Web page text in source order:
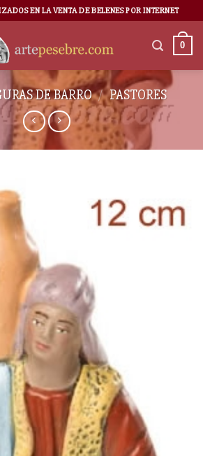
EN LA VENTA DE BELENES POR INTERNET
0
DE BARRO / PASTORES